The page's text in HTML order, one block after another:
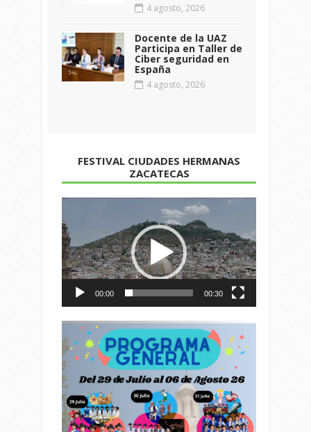
4 agosto, 2026
Docente de la UAZ
Participa en Taller de
Ciber seguridad en
España
4 agosto, 2026
FESTIVAL CIUDADES HERMANAS
ZACATECAS
de
vídeo
00:00 00:30